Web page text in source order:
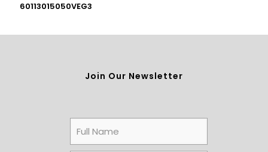
60113015050VEG3
Join Our Newsletter